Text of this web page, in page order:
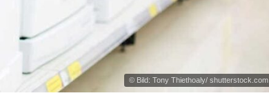
© Bild: Tony Thiethoaly/ shutterstock.com